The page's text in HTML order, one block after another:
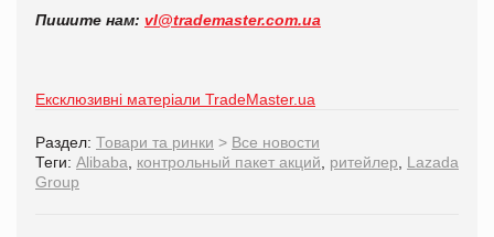
Пишите нам: vl@trademaster.com.ua
Ексклюзивні матеріали TradeMaster.ua
Раздел: Товари та ринки > Все новости
Теги: Alibaba контрольный пакет акций ритейлер
Lazada
Group